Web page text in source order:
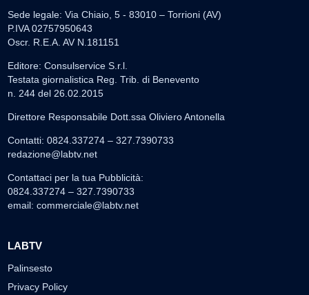
Sede legale: Via Chiaio, 5 - 83010 – Torrioni (AV)
P.IVA 02757950643
Oscr. R.E.A. AV N.181151
Editore: Consulservice S.r.l.
Testata giornalistica Reg. Trib. di Benevento
n. 244 del 26.02.2015
Direttore Responsabile Dott.ssa Oliviero Antonella
Contatti: 0824.337274 – 327.7390733
redazione@labtv.net
Contattaci per la tua Pubblicità:
0824.337274 – 327.7390733
email: commerciale@labtv.net
LABTV
Palinsesto
Privacy Policy